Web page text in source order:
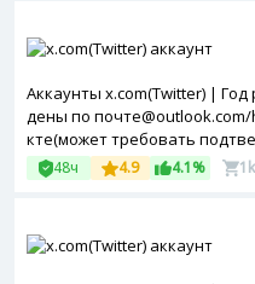
Аккаунты x.com(Twitter) | Год
дены по
кте(может требовать
ль частично заполнен.
а. Token в комплекте.
48ч 4.9 4.1%